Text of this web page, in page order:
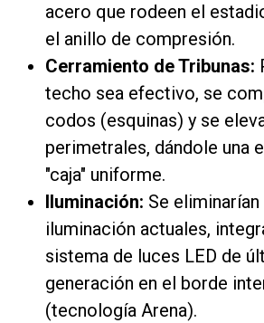
acero que rodeen el
el anillo de compresión.
Cerramiento de Tribunas:
techo sea efectivo, se
codos (esquinas) y se
perimetrales, dándole una
"caja" uniforme.
Iluminación: Se
iluminación actuales,
sistema de luces LED de
generación en el borde
(tecnología Arena).